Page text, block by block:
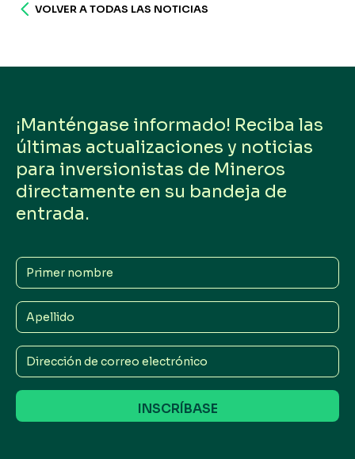
VOLVER A TODAS LAS NOTICIAS
¡Manténgase informado! Reciba las
últimas actualizaciones y noticias
para inversionistas de Mineros
directamente en su bandeja de
entrada.
Primer
nombre
Apellido
Dirección
de
correo
electrónico